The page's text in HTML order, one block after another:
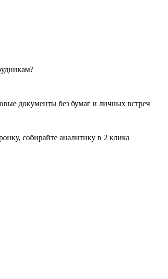
документы без бумаг и личных встреч
собирайте аналитику в 2 клика